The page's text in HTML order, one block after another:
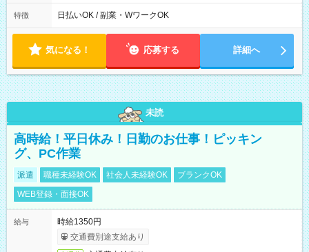
00
特徴 日払いOK / 副業・WワークOK
気になる！ 応募する 詳細へ
未読
高時給！平日休み！日勤のお仕事！ピッキン
グ、PC作業
派遣 職種未経験OK 社会人未経験OK
ブランクOK
WEB登録・面接OK
給与
時給1350円
交通費別途支給あり